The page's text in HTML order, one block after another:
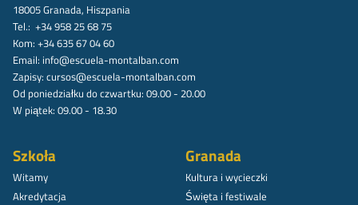
18005 Granada, Hiszpania
Tel.: +34 958 25 68 75
Kom: +34 635 67 04 60
Email: info@escuela-montalban.com
Zapisy: cursos@escuela-montalban.com
Od poniedziałku do czwartku: 09.00 - 20.00
W piątek: 09.00 - 18.30
Szkoła
Witamy
Akredytacja
Granada
Kultura i wycieczki
Święta i festiwale